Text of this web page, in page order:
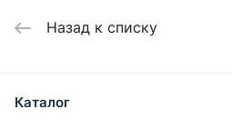
Назад к списку
Каталог